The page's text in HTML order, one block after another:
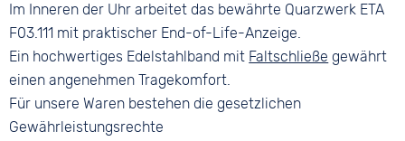
Im Inneren der Uhr arbeitet das bewährte Quarzwerk ETA
F03.111 mit praktischer End-of-Life-Anzeige.
Ein hochwertiges Edelstahlband mit Faltschließe gewährt
einen angenehmen Tragekomfort.
Für unsere Waren bestehen die gesetzlichen
Gewährleistungsrechte